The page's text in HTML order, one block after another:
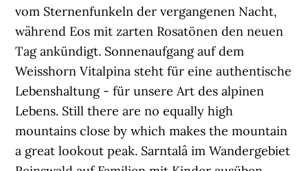
vom Sternenfunkeln der vergangenen Nacht,
während Eos mit zarten Rosatönen den neuen
Tag ankündigt. Sonnenaufgang auf dem
Weisshorn Vitalpina steht für eine authentische
Lebenshaltung - für unsere Art des alpinen
Lebens. Still there are no equally high
mountains close by which makes the mountain
a great lookout peak. Sarntalâ im Wandergebiet